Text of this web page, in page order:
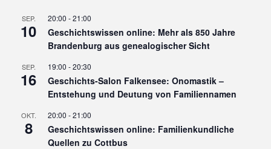
SEP.
10
20:00 -21:00
Geschichtswissen online: Mehr als 850 Jahre
Brandenburg aus genealogischer Sicht
SEP.
16
19:00 -20:30
Geschichts-Salon Falkensee: Onomastik –
Entstehung und Deutung von Familiennamen
OKT.
8
20:00 -21:00
Geschichtswissen online: Familienkundliche
Quellen zu Cottbus